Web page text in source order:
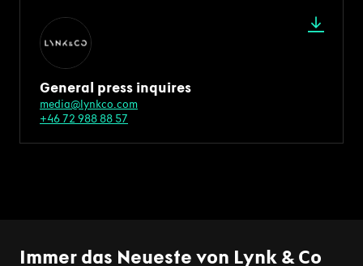
General press inquires
media@lynkco.com
+46 72 988 88 57
Immer das Neueste von Lynk & Co